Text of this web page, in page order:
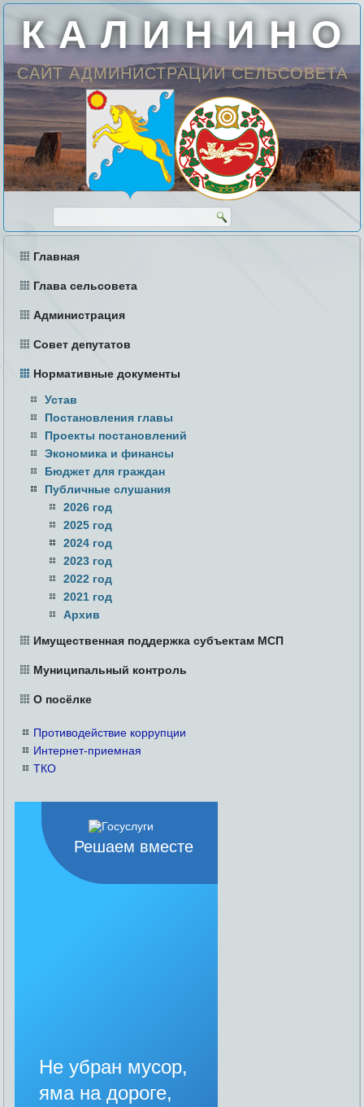
К А Л И Н И Н О
САЙТ АДМИНИСТРАЦИИ СЕЛЬСОВЕТА
Главная
Глава сельсовета
Администрация
Совет депутатов
Нормативные документы
Устав
Постановления главы
Проекты постановлений
Экономика и финансы
Бюджет для граждан
Публичные слушания
2026 год
2025 год
2024 год
2023 год
2022 год
2021 год
Архив
Имущественная поддержка субъектам МСП
Муниципальный контроль
О посёлке
Противодействие коррупции
Интернет-приемная
ТКО
Решаем вместе
Не убран мусор,
яма на дороге,